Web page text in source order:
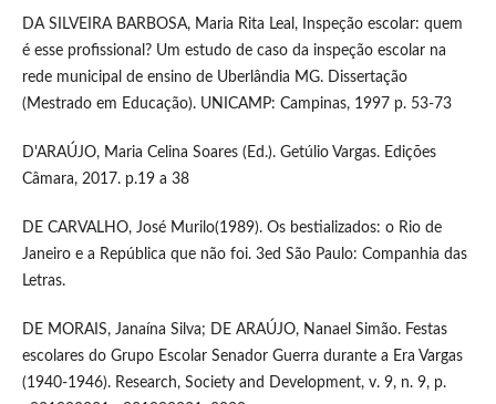
DA SILVEIRA BARBOSA, Maria Rita Leal, Inspeção escolar: quem
é esse profissional? Um estudo de caso da inspeção escolar na
rede municipal de ensino de Uberlândia MG. Dissertação
(Mestrado em Educação). UNICAMP: Campinas, 1997 p. 53-73
D'ARAÚJO, Maria Celina Soares (Ed.). Getúlio Vargas. Edições
Câmara, 2017. p.19 a 38
DE CARVALHO, José Murilo(1989). Os bestializados: o Rio de
Janeiro e a República que não foi. 3ed São Paulo: Companhia das
Letras.
DE MORAIS, Janaína Silva; DE ARAÚJO, Nanael Simão. Festas
escolares do Grupo Escolar Senador Guerra durante a Era Vargas
(1940-1946). Research, Society and Development, v. 9, n. 9, p.